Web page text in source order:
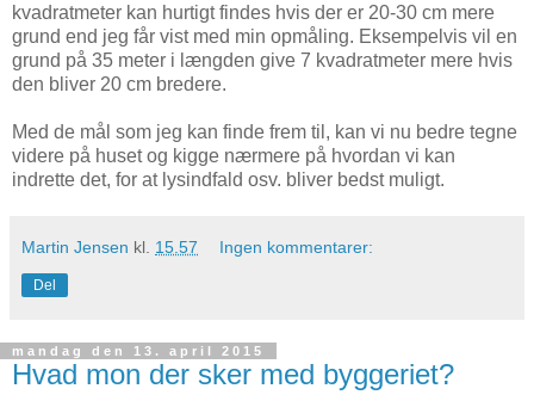
kvadratmeter kan hurtigt findes hvis der er 20-30 cm mere
grund end jeg får vist med min opmåling. Eksempelvis vil en
grund på 35 meter i længden give 7 kvadratmeter mere hvis
den bliver 20 cm bredere.
Med de mål som jeg kan finde frem til, kan vi nu bedre tegne
videre på huset og kigge nærmere på hvordan vi kan
indrette det, for at lysindfald osv. bliver bedst muligt.
Martin Jensen kl. 15.57 Ingen kommentarer:
Del
mandag den 13. april 2015
Hvad mon der sker med byggeriet?